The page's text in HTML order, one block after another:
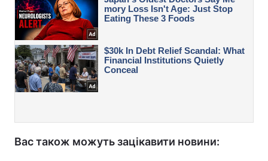
Вас також можуть зацікавити новини: